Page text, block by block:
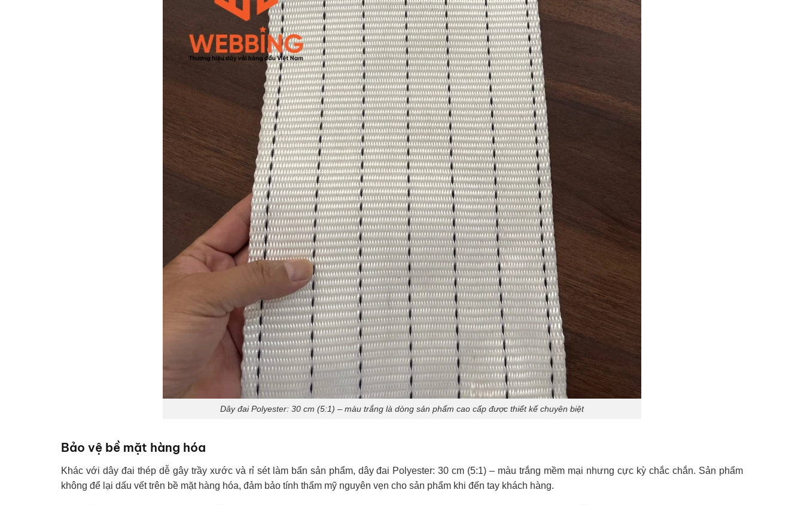
Dây đai Polyester: 30 cm (5:1) – màu trắng là dòng sản phẩm cao cấp được thiết kế chuyên biệt
Bảo vệ bề mặt hàng hóa
Khác với dây đai thép dễ gây trầy xước và rỉ sét làm bẩn sản phẩm, dây đai Polyester: 30 cm (5:1) – màu trắng mềm mại nhưng cực kỳ chắc chắn. Sản phẩm
không để lại dấu vết trên bề mặt hàng hóa, đảm bảo tính thẩm mỹ nguyên vẹn cho sản phẩm khi đến tay khách hàng.